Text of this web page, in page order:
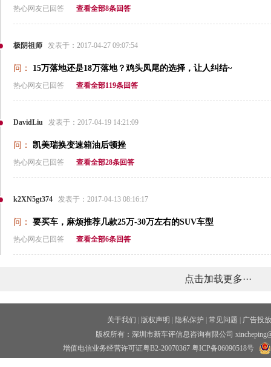
热心网友已回答 查看全部8条回答
极阴祖师 发表于：2017-04-27 09:07:54
问： 15万落地还是18万落地？鸡头凤尾的选择，让人纠结~
热心网友已回答 查看全部119条回答
DavidLiu 发表于：2017-04-19 14:21:09
问： 凯美瑞换变速箱油后顿挫
热心网友已回答 查看全部28条回答
k2XN5gt374 发表于：2017-04-13 08:16:17
问： 要买车，麻烦推荐几款25万-30万左右的SUV车型
热心网友已回答 查看全部6条回答
点击加载更多···
关于我们 版权声明 隐私保护 常见问题
广告投放
版权所有：深圳市新车评信息咨询有限公司
增值电信业务经营许可证粤B2-20070367 粤ICP备06090518号